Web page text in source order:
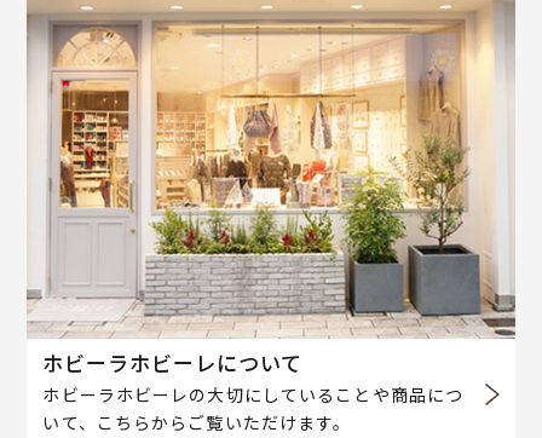
ホビーラホビーレについて
ホビーラホビーレの大切にしていることや商品につ
いて、こちらからご覧いただけます。